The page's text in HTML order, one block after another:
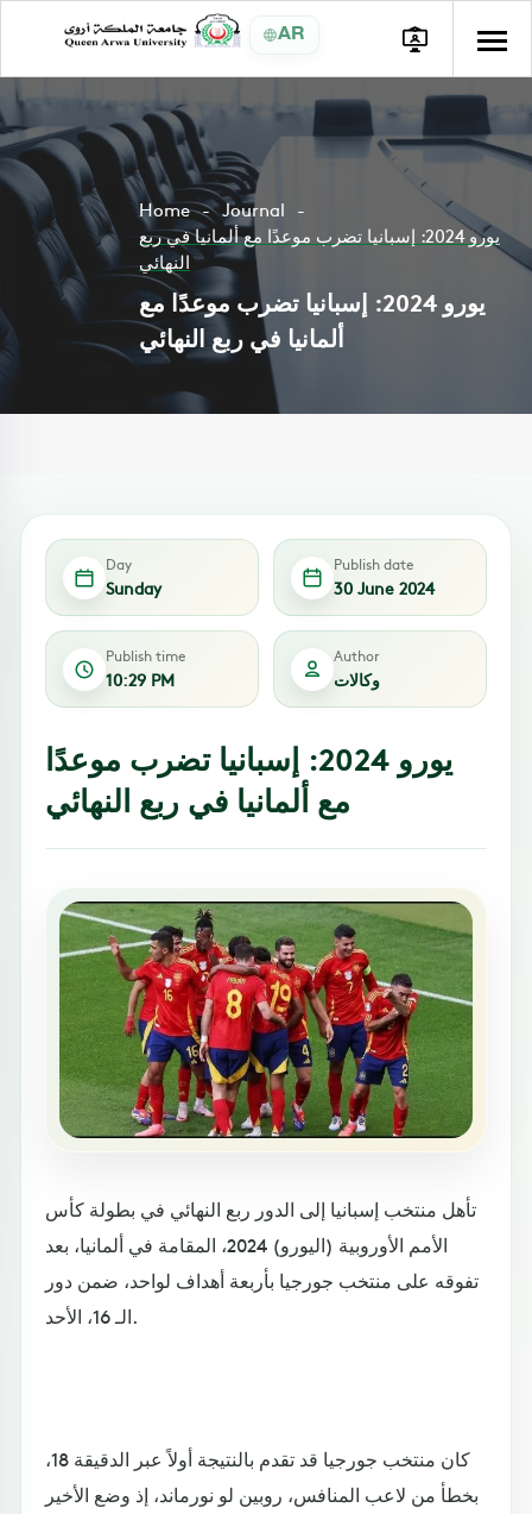
AR
Home
Journal
يورو 2024: إسبانيا تضرب موعدًا مع ألمانيا في ربع
النهائي
يورو 2024: إسبانيا تضرب موعدًا مع
ألمانيا في ربع النهائي
Day
Sunday
Publish date
30 June 2024
Publish time
10:29 PM
Author
وكالات
يورو 2024: إسبانيا تضرب موعدًا
مع ألمانيا في ربع النهائي
تأهل منتخب إسبانيا إلى الدور ربع النهائي في بطولة كأس
الأمم الأوروبية (اليورو) 2024، المقامة في ألمانيا، بعد
تفوقه على منتخب جورجيا بأربعة أهداف لواحد، ضمن دور
الـ 16، الأحد.
كان منتخب جورجيا قد تقدم بالنتيجة أولاً عبر الدقيقة 18،
بخطأ من لاعب المنافس، روبين لو نورماند، إذ وضع الأخير